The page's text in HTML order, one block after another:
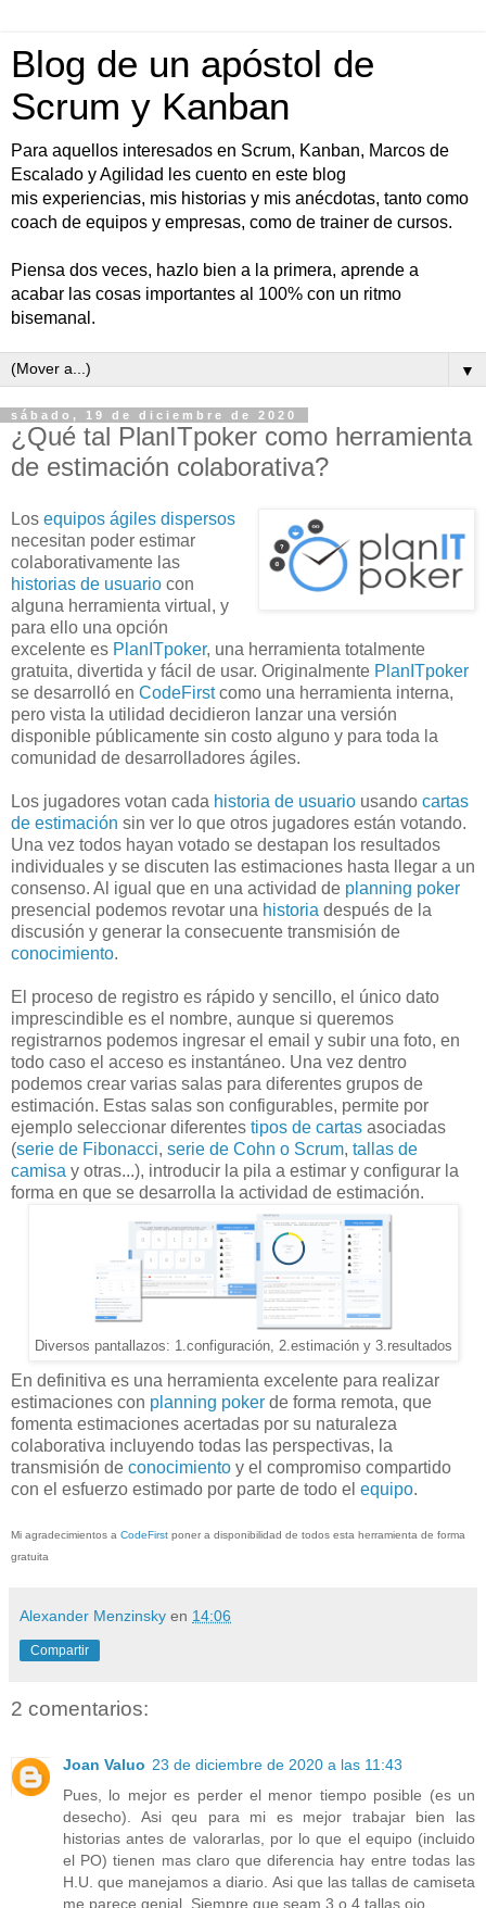
Blog de un apóstol de
Scrum y Kanban
Para aquellos interesados en Scrum, Kanban, Marcos de
Escalado y Agilidad les cuento en este blog
mis experiencias, mis historias y mis anécdotas, tanto como
coach de equipos y empresas, como de trainer de cursos.
Piensa dos veces, hazlo bien a la primera, aprende a
acabar las cosas importantes al 100% con un ritmo
bisemanal.
▼
sábado, 19 de diciembre de 2020
¿Qué tal PlanITpoker como herramienta
de estimación colaborativa?
Los equipos ágiles dispersos
necesitan poder estimar
colaborativamente las
historias de usuario con
alguna herramienta virtual, y
para ello una opción
excelente es PlanITpoker, una herramienta totalmente
gratuita, divertida y fácil de usar. Originalmente PlanITpoker
se desarrolló en CodeFirstcomo una herramienta interna,
pero vista la utilidad decidieron lanzar una versión
disponible públicamente sin costo alguno y para toda la
comunidad de desarrolladores ágiles.
Los jugadores votan cada historia de usuario usando cartas
de estimación sin ver lo que otros jugadores están votando.
Una vez todos hayan votado se destapan los resultados
individuales y se discuten las estimaciones hasta llegar a un
consenso. Al igual que en una actividad de planning poker
presencial podemos revotar una historia después de la
discusión y generar la consecuente transmisión de
conocimiento.
El proceso de registro es rápido y sencillo, el único dato
imprescindible es el nombre, aunque si queremos
registrarnos podemos ingresar el email y subir una foto, en
todo caso el acceso es instantáneo. Una vez dentro
podemos crear varias salas para diferentes grupos de
estimación. Estas salas son configurables, permite por
ejemplo seleccionar diferentes tipos de cartas asociadas
(serie de Fibonacci, serie de Cohn o Scrum, tallas de
camisa y otras...), introducir la pila a estimar y configurar la
forma en que se desarrolla la actividad de estimación.
Diversos pantallazos: 1.configuración, 2.estimación y 3.resultados
En definitiva es una herramienta excelente para realizar
estimaciones con planning poker de forma remota, que
fomenta estimaciones acertadas por su naturaleza
colaborativa incluyendo todas las perspectivas, la
transmisión de conocimiento y el compromiso compartido
con el esfuerzo estimado por parte de todo el equipo.
Mi agradecimientos a CodeFirst poner a disponibilidad de todos esta herramienta de forma
gratuita
Alexander Menzinsky en 14:06
Compartir
2 comentarios:
Joan Valuo 23 de diciembre de 2020 a las 11:43
Pues, lo mejor es perder el menor tiempo posible (es un
desecho). Asi qeu para mi es mejor trabajar bien las
historias antes de valorarlas, por lo que el equipo (incluido
el PO) tienen mas claro que diferencia hay entre todas las
H.U. que manejamos a diario. Asi que las tallas de camiseta
me parece genial. Siempre que seam 3 o 4 tallas ojo.